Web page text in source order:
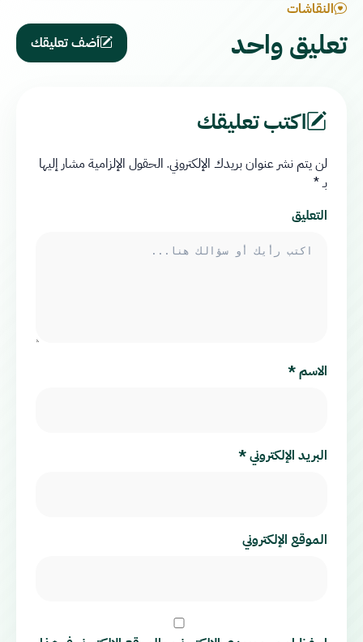
النقاشات
تعليق واحد أضف تعليقك
اكتب تعليقك
لن يتم نشر عنوان بريدك الإلكتروني. الحقول الإلزامية مشار إليها
بـ*
التعليق
الاسم*
البريد الإلكتروني*
الموقع الإلكتروني